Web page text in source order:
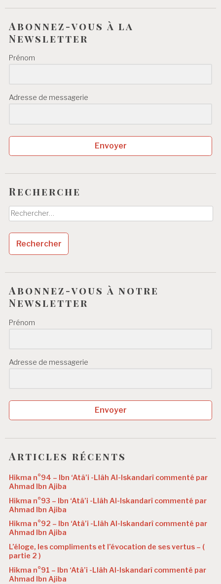
Abonnez-vous à la
Newsletter
Prénom
Adresse de messagerie
Envoyer
Recherche
Rechercher :
Abonnez-vous à notre
Newsletter
Prénom
Adresse de messagerie
Envoyer
Articles récents
Hikma n°94 – Ibn ‘Atâ’i -Llâh Al-Iskandarî commenté par
Ahmad Ibn Ajiba
Hikma n°93 – Ibn ‘Atâ’i -Llâh Al-Iskandarî commenté par
Ahmad Ibn Ajiba
Hikma n°92 – Ibn ‘Atâ’i -Llâh Al-Iskandarî commenté par
Ahmad Ibn Ajiba
L’éloge, les compliments et l’évocation de ses vertus – (
partie 2 )
Hikma n°91 – Ibn ‘Atâ’i -Llâh Al-Iskandarî commenté par
Ahmad Ibn Ajiba